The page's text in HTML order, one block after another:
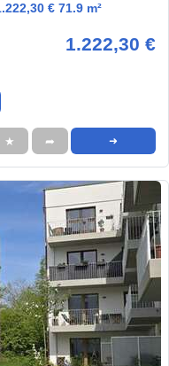
€ 71.9 m²
1.222,30 €
★ ➦ ➜